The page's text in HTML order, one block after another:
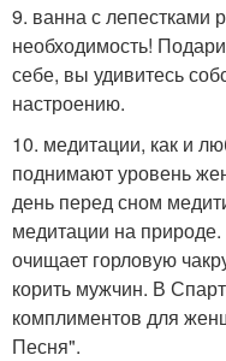
9. ванна с лепестками
необходимость!
себе, вы удивитесь
настроению.
10. медитации, как и
поднимают уровень
день перед сном
медитации на
очищает горловую
корить мужчин. В
комплиментов для
Песня".